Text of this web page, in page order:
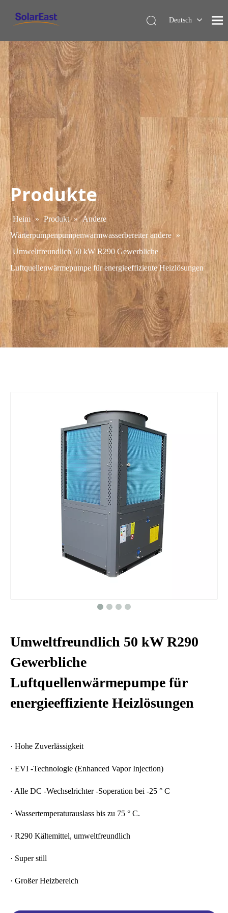
Deutsch
Français
Español
Italiano
Nederlands
Produkte
Heim » Produkt » Andere
Wärterpumpenpumpenwarmwasserbereiter andere »
Umweltfreundlich 50 kW R290 Gewerbliche
Luftquellenwärmepumpe für energieeffiziente Heizlösungen
Umweltfreundlich 50 kW R290
Gewerbliche
Luftquellenwärmepumpe für
energieeffiziente Heizlösungen
· Hohe Zuverlässigkeit
· EVI -Technologie (Enhanced Vapor Injection)
· Alle DC -Wechselrichter -Soperation bei -25 ° C
· Wassertemperaturauslass bis zu 75 ° C.
· R290 Kältemittel, umweltfreundlich
· Super still
· Großer Heizbereich